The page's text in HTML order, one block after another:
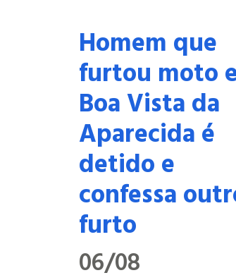
Homem que
furtou moto
Boa Vista da
Aparecida é
detido e
confessa
furto
06/08